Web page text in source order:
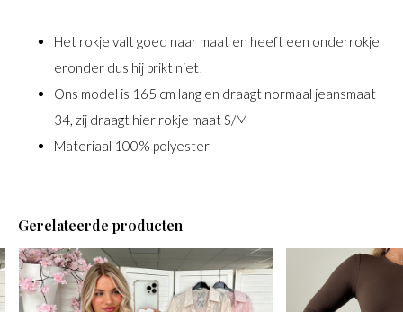
Het rokje valt goed naar maat en heeft een onderrokje
eronder dus hij prikt niet!
Ons model is 165 cm lang en draagt normaal jeansmaat
34, zij draagt hier rokje maat S/M
Materiaal 100% polyester
Gerelateerde producten